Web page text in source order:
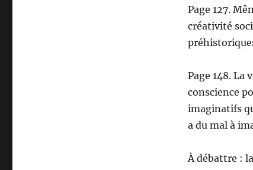
Page 127.
créativité
Page 148. La
conscience
imaginatifs
a du mal à
À débattre :